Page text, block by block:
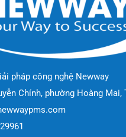
pháp công nghệ Newway
Chính, phường Hoàng Mai,